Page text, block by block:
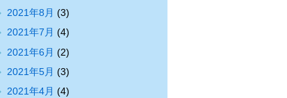
2021年8月 (3)
2021年7月 (4)
2021年6月 (2)
2021年5月 (3)
2021年4月 (4)